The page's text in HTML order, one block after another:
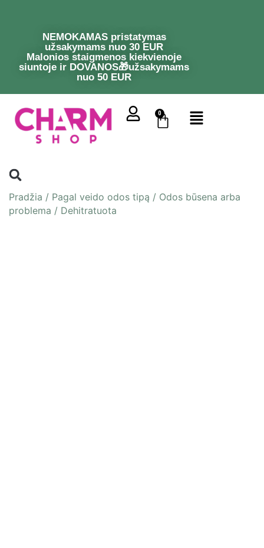
NEMOKAMAS pristatymas
užsakymams nuo 30 EUR
Malonios staigmenos kiekvienoje
siuntoje ir DOVANOS🎁užsakymams
nuo 50 EUR
0
Pradžia / Pagal veido odos tipą / Odos būsena arba
problema / Dehitratuota